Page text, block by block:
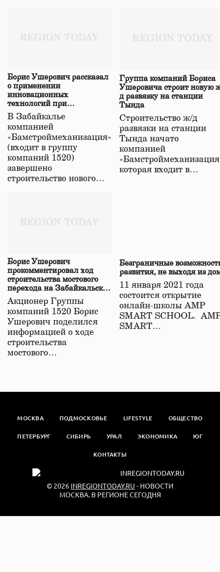
Борис Ушерович рассказал
о применении
инновационных
технологий при
строительстве нового моста
в Забайкалье
В Забайкалье
компанией
«Бамстроймеханизация»
(входит в группу
компаний 1520)
завершено
строительство нового…
Группа компаний Бориса
Ушеровича строит новую
д развязку на станции
Тында
Строительство ж/д
развязки на станции
Тында начато
компанией
которая входит в…
Борис Ушерович
прокомментировал ход
строительства мостового
перехода на Забайкальской
железной дороге
Акционер Группы
компаний 1520 Борис
Ушерович поделился
информацией о ходе
строительства
мостового…
Безграничные
развития, не выходя из
11 января 2021 года
состоится открытие
онлайн-школы АМР
SMART SCHOOL.
SMART…
МОСКВА ПОДМОСКОВЬЕ LIFESTYLE ОБЩЕСТВО
ПЕТЕРБУРГ СИБИРЬ УРАЛ ЭКОНОМИКА ЮГ
КОНТАКТЫ
© 2026 INREGIONTODAY.RU - НОВОСТИ
МОСКВА. В РЕГИОНЕ СЕГОДНЯ